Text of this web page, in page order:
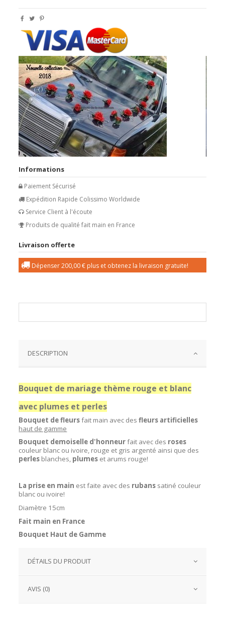
Informations
Paiement Sécurisé
Expédition Rapide Colissimo Worldwide
Service Client à l'écoute
Produits de qualité fait main en France
Livraison offerte
Dépenser200,00 € plus et obtenez la livraison gratuite!
DESCRIPTION
Bouquet de mariage thème rouge et blanc
avec plumes et perles
Bouquet de fleursfait main avec desfleurs artificielles
haut de gamme
Bouquet demoiselle d'honneurfait avec des roses
couleur blanc ou ivoire, rouge et gris argenté ainsi que des
perles blanches, plumes et arums rouge!
La prise en main est faite avec des rubans satiné couleur
blanc ou ivoire!
Diamètre 15cm
Fait main en France
Bouquet Haut de Gamme
DÉTAILS DU PRODUIT
AVIS (0)